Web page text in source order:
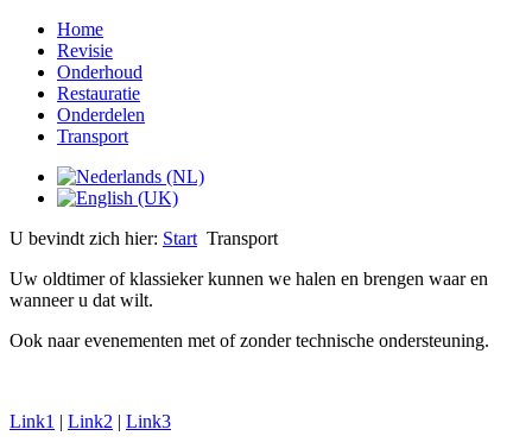
Home
Revisie
Onderhoud
Restauratie
Onderdelen
Transport
U bevindt zich hier: Start Transport
Uw oldtimer of klassieker kunnen we halen en brengen waar en
wanneer u dat wilt.
Ook naar evenementen met of zonder technische ondersteuning.
Link1 | Link2 | Link3